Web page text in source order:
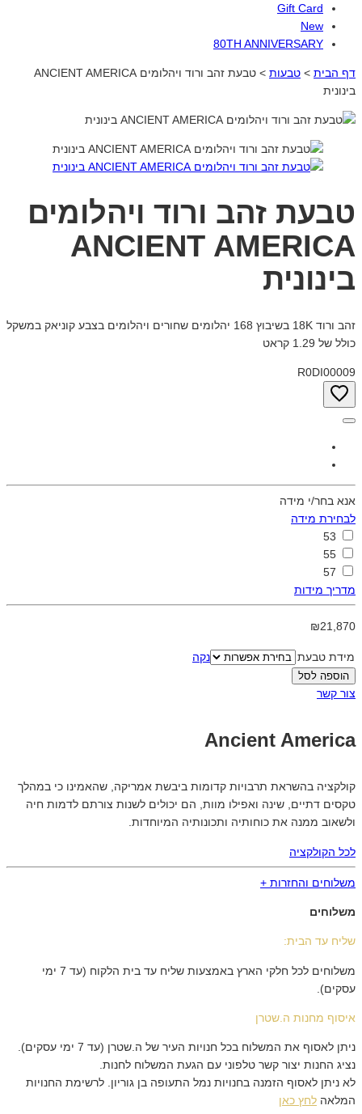
Gift Card
New
80TH ANNIVERSARY
דף הבית > טבעות >
טבעת זהב ורוד ויהלומים ANCIENT AMERICA
בינונית
טבעת זהב ורוד ויהלומים
ANCIENT AMERICA
בינונית
זהב ורוד 18K בשיבוץ 168 יהלומים שחורים ויהלומים בצבע קוניאק במשקל
כולל של 1.29 קראט
R0DI00009
אנא בחר/י מידה
לבחירת מידה
53
55
57
מדריך מידות
₪21,870
מידת טבעת נקה
הוספה לסל
צור קשר
Ancient America
קולקציה בהשראת תרבויות קדומות ביבשת אמריקה, שהאמינו כי במהלך
טקסים דתיים, שינה ואפילו מוות, הם יכולים לשנות צורתם לדמות חיה
ולשאוב ממנה את כוחותיה ותכונותיה המיוחדות.
לכל הקולקציה
משלוחים והחזרות +
משלוחים
שליח עד הבית:
משלוחים לכל חלקי הארץ באמצעות שליח עד בית הלקוח (עד 7 ימי
עסקים).
איסוף מחנות ה.שטרן
ניתן לאסוף את המשלוח בכל חנויות העיר של ה.שטרן (עד 7 ימי עסקים).
נציג החנות יצור קשר טלפוני עם הגעת המשלוח לחנות.
לא ניתן לאסוף הזמנה בחנויות נמל התעופה בן גוריון. לרשימת החנויות
המלאה לחץ כאן